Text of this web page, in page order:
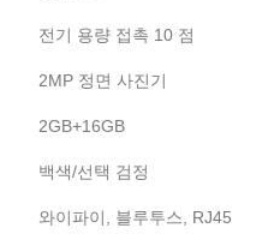
전기 용량 접촉 10 점
2MP 정면 사진기
2GB+16GB
백색/선택 검정
와이파이, 블루투스, RJ45